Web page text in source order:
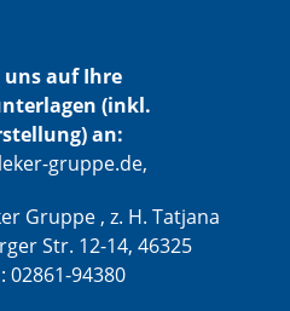
auf Ihre
(inkl.
an:
gruppe.de,
Gruppe , z. H. Tatjana
Str. 12-14, 46325
02861-94380